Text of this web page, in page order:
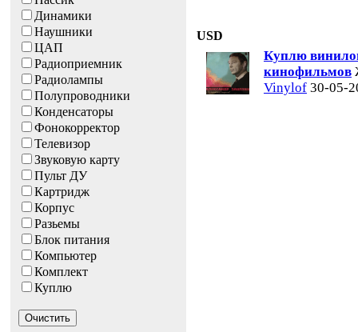
Динамики
Наушники
ЦАП
Радиоприемник
Радиолампы
Полупроводники
Конденсаторы
Фонокорректор
Телевизор
Звуковую карту
Пульт ДУ
Картридж
Корпус
Разьемы
Блок питания
Компьютер
Комплект
Куплю
USD
Куплю
кинофильмов
Vinylof 30-05-